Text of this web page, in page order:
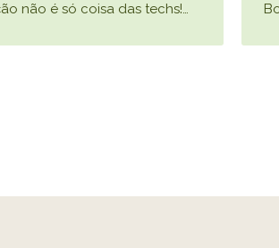
não é só coisa das techs!…